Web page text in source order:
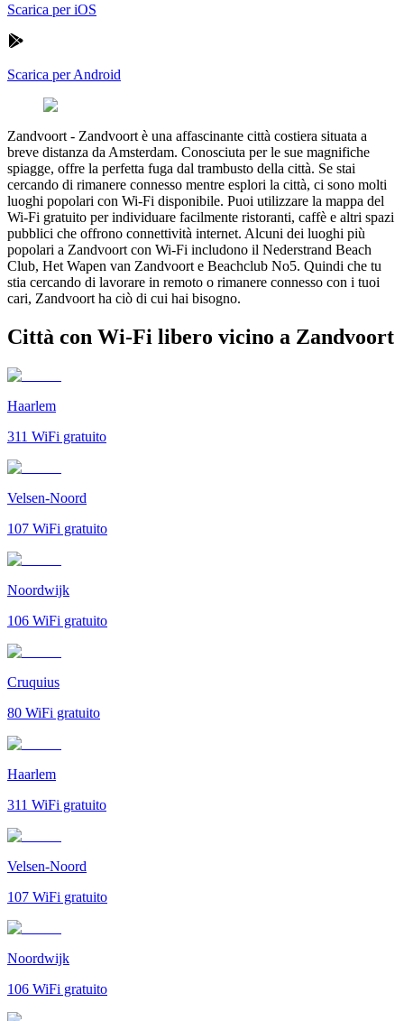
Scarica per iOS
Scarica per Android
Zandvoort - Zandvoort è una affascinante città costiera situata a
breve distanza da Amsterdam. Conosciuta per le sue magnifiche
spiagge, offre la perfetta fuga dal trambusto della città. Se stai
cercando di rimanere connesso mentre esplori la città, ci sono molti
luoghi popolari con Wi-Fi disponibile. Puoi utilizzare la mappa del
Wi-Fi gratuito per individuare facilmente ristoranti, caffè e altri spazi
pubblici che offrono connettività internet. Alcuni dei luoghi più
popolari a Zandvoort con Wi-Fi includono il Nederstrand Beach
Club, Het Wapen van Zandvoort e Beachclub No5. Quindi che tu
stia cercando di lavorare in remoto o rimanere connesso con i tuoi
cari, Zandvoort ha ciò di cui hai bisogno.
Città con Wi-Fi libero vicino a Zandvoort
Haarlem
311 WiFi gratuito
Velsen-Noord
107 WiFi gratuito
Noordwijk
106 WiFi gratuito
Cruquius
80 WiFi gratuito
Haarlem
311 WiFi gratuito
Velsen-Noord
107 WiFi gratuito
Noordwijk
106 WiFi gratuito